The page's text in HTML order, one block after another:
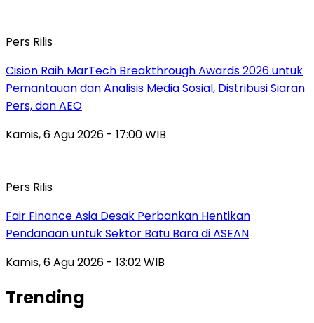
Pers Rilis
Cision Raih MarTech Breakthrough Awards 2026 untuk
Pemantauan dan Analisis Media Sosial, Distribusi Siaran
Pers, dan AEO
Kamis, 6 Agu 2026 - 17:00 WIB
Pers Rilis
Fair Finance Asia Desak Perbankan Hentikan
Pendanaan untuk Sektor Batu Bara di ASEAN
Kamis, 6 Agu 2026 - 13:02 WIB
Trending